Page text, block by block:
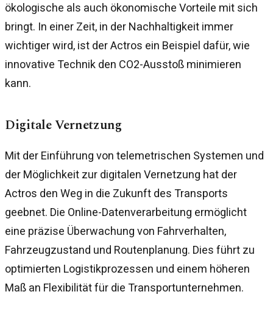
ökologische als auch ökonomische Vorteile mit sich
bringt. In einer Zeit, in der Nachhaltigkeit immer
wichtiger wird, ist der Actros ein Beispiel dafür, wie
innovative Technik den CO2-Ausstoß minimieren
kann.
Digitale Vernetzung
Mit der Einführung von telemetrischen Systemen und
der Möglichkeit zur digitalen Vernetzung hat der
Actros den Weg in die Zukunft des Transports
geebnet. Die Online-Datenverarbeitung ermöglicht
eine präzise Überwachung von Fahrverhalten,
Fahrzeugzustand und Routenplanung. Dies führt zu
optimierten Logistikprozessen und einem höheren
Maß an Flexibilität für die Transportunternehmen.